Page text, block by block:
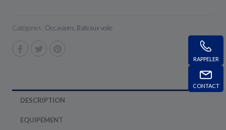
RAPPELER
CONTACT
Catégories : Occasions Bateaux voile
DESCRIPTION
EQUIPEMENT